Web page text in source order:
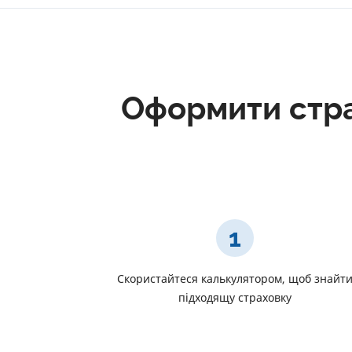
Оформити
1
Скористайтеся калькулятором, щоб знайти
підходящу страховку